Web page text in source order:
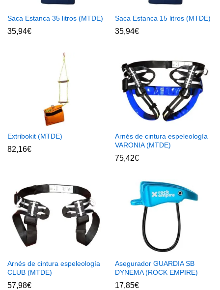
Saca Estanca 35 litros (MTDE)
35,94€
Saca Estanca 15 litros (MTDE)
35,94€
Extribokit (MTDE)
82,16€
Arnés de cintura espeleología
VARONIA (MTDE)
75,42€
Arnés de cintura espeleología
CLUB (MTDE)
57,98€
Asegurador GUARDIA SB
DYNEMA (ROCK EMPIRE)
17,85€